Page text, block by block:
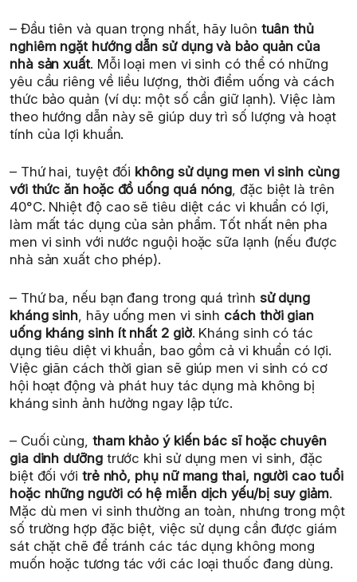
– Đầu tiên và quan trọng nhất, hãy luôn tuân thủ
nghiêm ngặt hướng dẫn sử dụng và bảo quản của
nhà sản xuất. Mỗi loại men vi sinh có thể có những
yêu cầu riêng về liều lượng, thời điểm uống và cách
thức bảo quản (ví dụ: một số cần giữ lạnh). Việc làm
theo hướng dẫn này sẽ giúp duy trì số lượng và hoạt
tính của lợi khuẩn.
– Thứ hai, tuyệt đối không sử dụng men vi sinh cùng
với thức ăn hoặc đồ uống quá nóng, đặc biệt là trên
40°C. Nhiệt độ cao sẽ tiêu diệt các vi khuẩn có lợi,
làm mất tác dụng của sản phẩm. Tốt nhất nên pha
men vi sinh với nước nguội hoặc sữa lạnh (nếu được
nhà sản xuất cho phép).
– Thứ ba, nếu bạn đang trong quá trình sử dụng
kháng sinh , hãy uống men vi sinh cách thời gian
uống kháng sinh ít nhất 2 giờ. Kháng sinh có tác
dụng tiêu diệt vi khuẩn, bao gồm cả vi khuẩn có lợi.
Việc giãn cách thời gian sẽ giúp men vi sinh có cơ
hội hoạt động và phát huy tác dụng mà không bị
kháng sinh ảnh hưởng ngay lập tức.
– Cuối cùng, tham khảo ý kiến bác sĩ hoặc chuyên
gia dinh dưỡngtrước khi sử dụng men vi sinh, đặc
biệt đối với trẻ nhỏ, phụ nữ mang thai, người cao tuổi
hoặc những người có hệ miễn dịch yếu/bị suy giảm.
Mặc dù men vi sinh thường an toàn, nhưng trong một
số trường hợp đặc biệt, việc sử dụng cần được giám
sát chặt chẽ để tránh các tác dụng không mong
muốn hoặc tương tác với các loại thuốc đang dùng.